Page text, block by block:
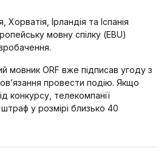
Хорватія, Ірландія та Іспанія
мовну спілку (EBU)
мовник ORF вже підписав угоду з
провести подію. Якщо
конкурсу, телекомпанії
у розмірі близько 40